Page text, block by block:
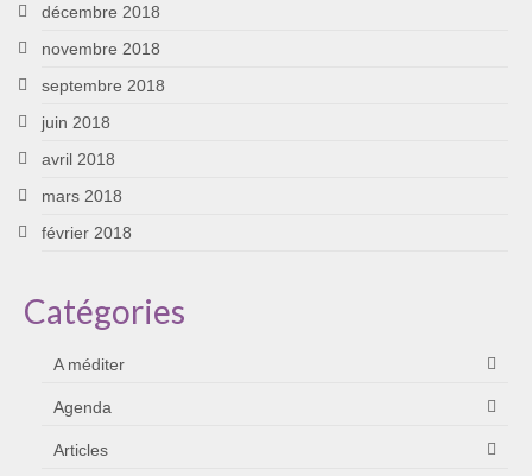
décembre 2018
novembre 2018
septembre 2018
juin 2018
avril 2018
mars 2018
février 2018
Catégories
A méditer
Agenda
Articles